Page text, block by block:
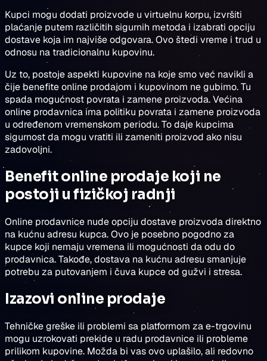
Kupci mogu dodati proizvode u virtuelnu korpu, izvršiti
plaćanje putem različitih sigurnih metoda i izabrati opciju
dostave koja im najviše odgovara. Ovo štedi vreme i trud u
odnosu na tradicionalnu kupovinu.
Uz to, postoje aspekti kupovine na koje smo već navikli a
čije benefite online prodajom i kupovinom ne gubimo. Tu
spada mogućnost povrata i zamene proizvoda. Većina
online prodavnica ima politiku povrata i zamene proizvoda
u određenom vremenskom periodu. To daje kupcima
sigurnost da mogu vratiti ili zameniti proizvod ako nisu
zadovoljni.
Benefit online prodaje koji ne
postoji u fizičkoj radnji
Online prodavnice nude opciju dostave proizvoda direktno
na kućnu adresu kupca. Ovo je posebno pogodno za
kupce koji nemaju vremena ili mogućnosti da odu do
prodavnica. Takođe, dostava na kućnu adresu smanjuje
potrebu za putovanjem i čuva kupce od gužvi i stresa.
Izazovi online prodaje
Tehničke greške ili problemi sa platformom za e-trgovinu
mogu uzrokovati prekide u radu prodavnice ili probleme
prilikom kupovine. Možda bi vas ovo uplašilo, ali redovno